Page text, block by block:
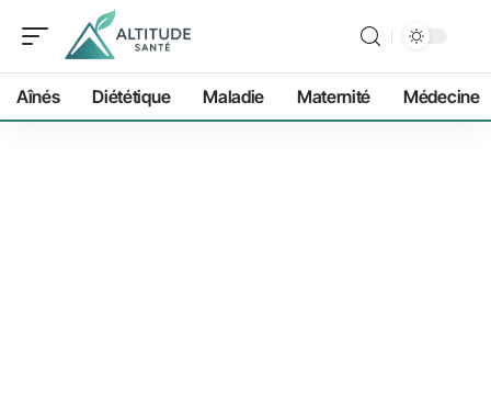
Aînés Diététique Maladie Maternité Médecine